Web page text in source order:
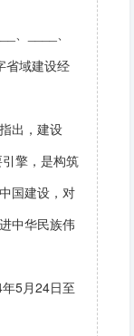
、____、
省域建设经
出，建设
引擎，是构筑
国建设，对
中华民族伟
5月24日至